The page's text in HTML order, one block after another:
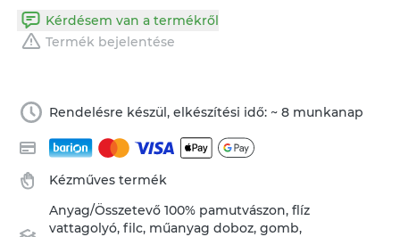
Kérdésem van a termékről
Termék bejelentése
Rendelésre készül, elkészítési idő: ~ 8 munkanap
Kézműves termék
Anyag/Összetevő100% pamutvászon,flíz
vattagolyó,filc, műanyag doboz,gomb,